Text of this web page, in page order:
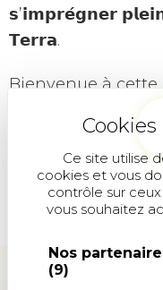
Ce site utilise
cookies et vous
contrôle sur
vous souhaitez
Nos
(9)
𝘀’𝗶𝗺𝗽𝗿𝗲́𝗴𝗻𝗲𝗿
𝗧𝗲𝗿𝗿𝗮.
Bienvenue à
Nous leur
beaucoup de